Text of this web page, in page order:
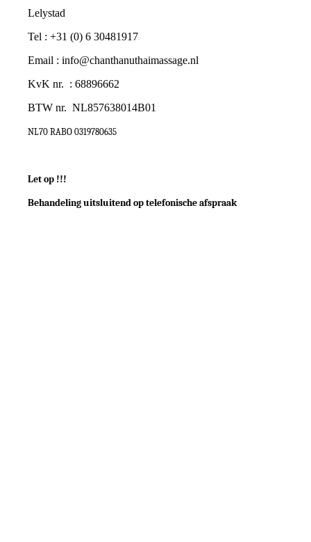
Lelystad
Tel : +31 (0) 6 30481917
Email : info@chanthanuthaimassage.nl
KvK nr. : 68896662
BTW nr. NL857638014B01
NL70 RABO 0319780635
Let op !!!
Behandeling uitsluitend op telefonische afspraak